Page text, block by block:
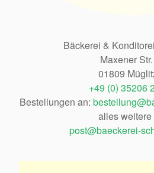
Bäckerei &
Maxener
01809
+49 (0) 35206
Bestellungen an:
alles weitere
post@baeckerei-